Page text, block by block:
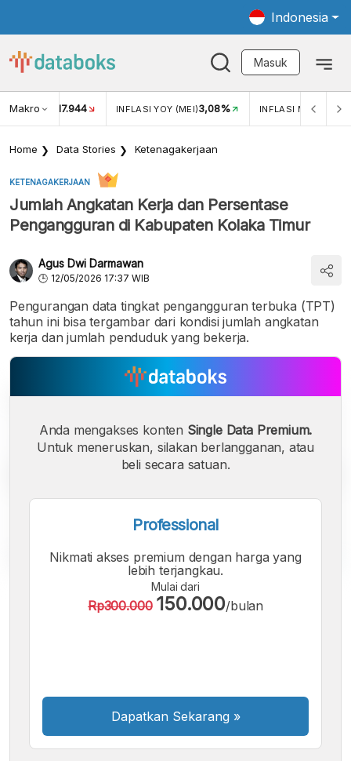
Indonesia
Masuk
Makro
USD/IDR 17.944 INFLASI YOY (MEI)3,08% INFLASI MOM (MEI)
Home Data Stories Ketenagakerjaan
KETENAGAKERJAAN
Jumlah Angkatan Kerja dan Persentase
Pengangguran di Kabupaten Kolaka Timur
Agus Dwi Darmawan
12/05/2026 17:37 WIB
Pengurangan data tingkat pengangguran terbuka (TPT)
tahun ini bisa tergambar dari kondisi jumlah angkatan
kerja dan jumlah penduduk yang bekerja.
Font
A
Font
A
Font
Anda mengakses konten Single Data Premium.
Untuk meneruskan, silakan berlangganan, atau
beli secara satuan.
Professional
Nikmati akses premium dengan harga yang
lebih terjangkau.
Mulai dari
Rp300.000 150.000/bulan
Dapatkan Sekarang »